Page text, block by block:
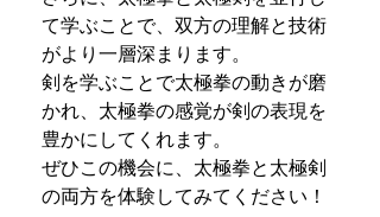
て学ぶことで、双方の理解と技術
がより一層深まります。
剣を学ぶことで太極拳の動きが磨
かれ、太極拳の感覚が剣の表現を
豊かにしてくれます。
ぜひこの機会に、太極拳と太極剣
の両方を体験してみてください！